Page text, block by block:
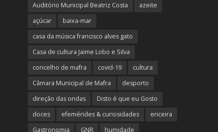
Auditório Municipal Beatriz Costa
azeite
açúcar
baixa-mar
casa da música francisco alves gato
Casa de cultura Jaime Lobo e Silva
concelho de mafra
covid-19
cultura
Câmara Municipal de Mafra
desporto
direção das ondas
Disto é que eu Gosto
doces
efemérides & curiosidades
ericeira
Gastronomia
GNR humidade